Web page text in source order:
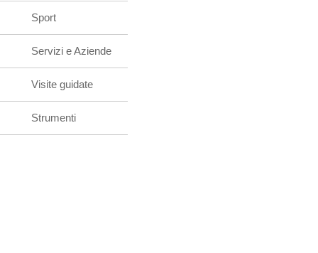
Sport
Servizi e Aziende
Visite guidate
Strumenti